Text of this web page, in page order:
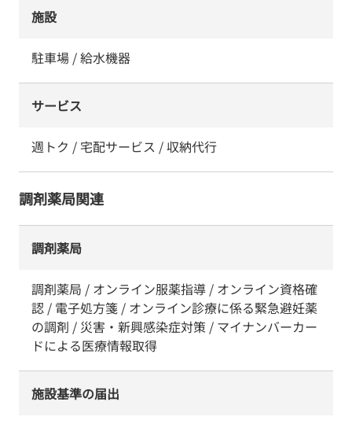
施設
駐車場 / 給水機器
サービス
週トク / 宅配サービス / 収納代行
調剤薬局関連
調剤薬局
調剤薬局 / オンライン服薬指導 / オンライン資格確
認 / 電子処方箋 / オンライン診療に係る緊急避妊薬
の調剤 / 災害・新興感染症対策 / マイナンバーカー
ドによる医療情報取得
施設基準の届出